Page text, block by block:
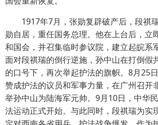
1917年7月，张勋复辟破产后，段祺瑞
勋自居，重任国务总理。他在上台后，立
和国会，并召集临时参议院，建立起皖系
面对段祺瑞的倒行逆施，孙中山在打倒假
的口号下，再次举起护法的旗帜。8月25
赞成护法的议员和军事力量，在广州召开
举孙中山为陆海军元帅。9月10日，中华
法运动正式开始。与此同时，段祺瑞为实